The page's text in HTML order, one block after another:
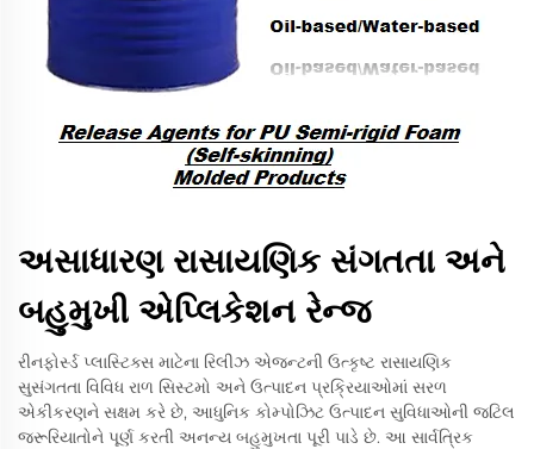
અસાધારણ રાસાયણિક સંગતતા અને
બહુમુખી એપ્લિકેશન રેન્જ
રીનફોર્સ્ડ પ્લાસ્ટિક્સ માટેના રિલીઝ એજન્ટની ઉત્કૃષ્ટ રાસાયણિક
સુસંગતતા વિવિધ રાળ સિસ્ટમો અને ઉત્પાદન પ્રક્રિયાઓમાં સરળ
એકીકરણને સક્ષમ કરે છે, આધુનિક કોમ્પોઝિટ ઉત્પાદન સુવિધાઓની જટિલ
જરૂરિયાતોને પૂર્ણ કરતી અનન્ય બહુમુખતા પૂરી પાડે છે. આ સાર્વત્રિક